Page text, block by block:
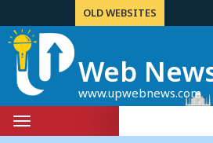
OLD WEBSITES
Web
www.upwebnews.com
Toggle
navigation